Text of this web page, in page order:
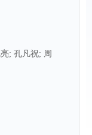
; 孔凡祝; 周